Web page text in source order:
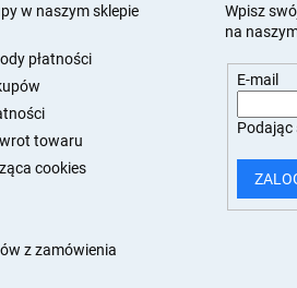
w naszym sklepie
płatności
towaru
cookies
z zamówienia
Wpisz
na
E-mail
Podając